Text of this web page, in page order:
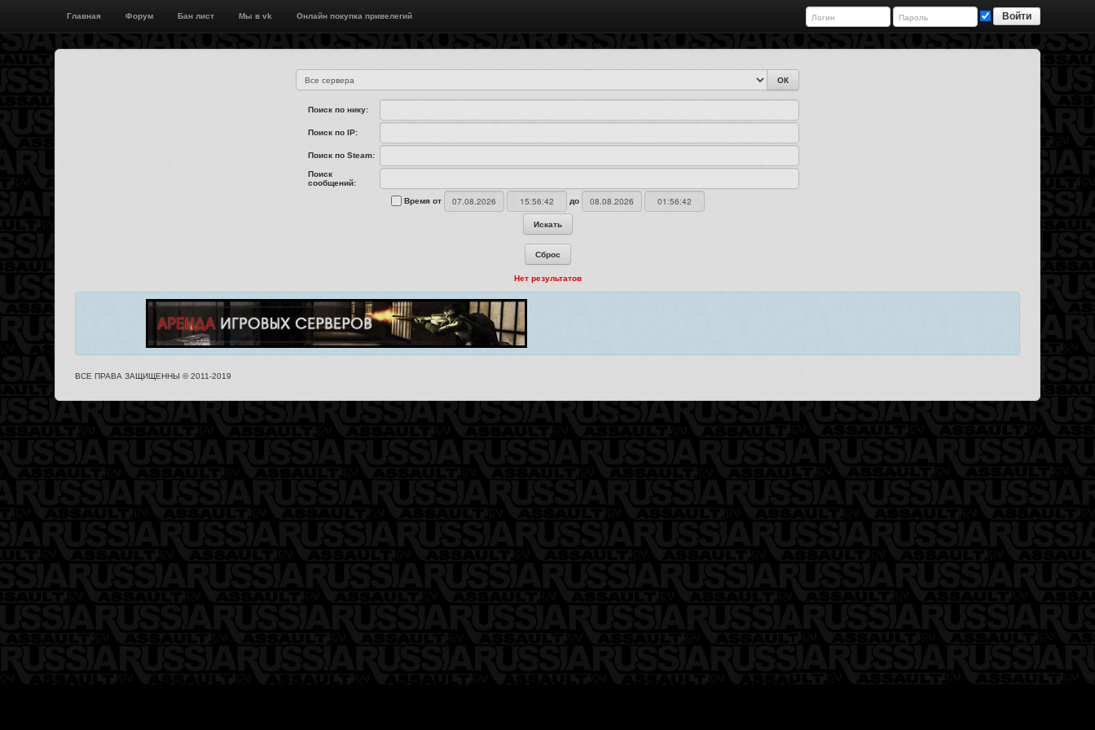
Главная Форум Бан лист Мы в vk Онлайн покупка привелегий Войти
ОК
Поиск по нику:
Поиск по IP:
Поиск по Steam:
Поиск
сообщений:
Время от
до
Искать
Сброс
Нет результатов
ВСЕ ПРАВА ЗАЩИЩЕННЫ © 2011-2019